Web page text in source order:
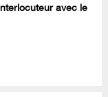
avec le